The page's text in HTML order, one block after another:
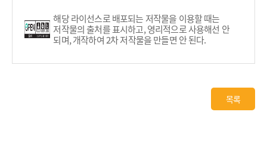
해당 라이선스로 배포되는 저작물을 이용할 때는
저작물의 출처를 표시하고, 영리적으로 사용해선 안
되며, 개작하여 2차 저작물을 만들면 안 된다.
목록